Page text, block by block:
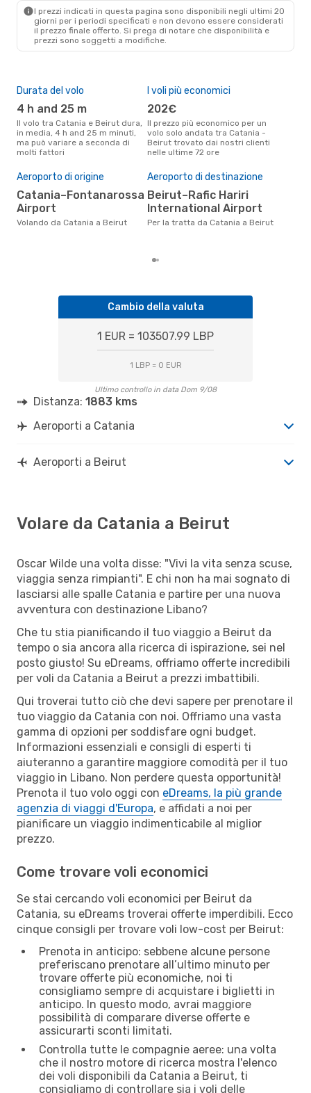
- CTA
Mer 9 Set- Mer 16 Set
BEY- CTA
I prezzi indicati in questa pagina sono disponibili negli ultimi 20
giorni per i periodi specificati e non devono essere considerati
il ​​prezzo finale offerto. Si prega di notare che disponibilità e
prezzi sono soggetti a modifiche.
Durata del volo
4 h and 25 m
Il volo tra Catania e Beirut dura,
in media, 4 h and 25 m minuti,
ma può variare a seconda di
molti fattori
I voli più economici
202€
Il prezzo più economico per un
volo solo andata tra Catania -
Beirut trovato dai nostri clienti
nelle ultime 72 ore
Aeroporto di origine
Catania–Fontanarossa
Airport
Volando da Catania a Beirut
Aeroporto di destinazione
Beirut–Rafic Hariri
International Airport
Per la tratta da Catania a Beirut
Cambio della valuta
1 EUR = 103507.99 LBP
1 LBP = 0 EUR
Ultimo controllo in data Dom 9/08
Distanza: 1883 kms
Aeroporti a Catania
Aeroporti a Beirut
Volare da Catania a Beirut
Oscar Wilde una volta disse: "Vivi la vita senza scuse,
viaggia senza rimpianti". E chi non ha mai sognato di
lasciarsi alle spalle Catania e partire per una nuova
avventura con destinazione Libano?
Che tu stia pianificando il tuo viaggio a Beirut da
tempo o sia ancora alla ricerca di ispirazione, sei nel
posto giusto! Su eDreams, offriamo offerte incredibili
per voli da Catania a Beirut a prezzi imbattibili.
Qui troverai tutto ciò che devi sapere per prenotare il
tuo viaggio da Catania con noi. Offriamo una vasta
gamma di opzioni per soddisfare ogni budget.
Informazioni essenziali e consigli di esperti ti
aiuteranno a garantire maggiore comodità per il tuo
viaggio in Libano. Non perdere questa opportunità!
Prenota il tuo volo oggi con eDreams, la più grande
agenzia di viaggi d'Europa, e affidati a noi per
pianificare un viaggio indimenticabile al miglior
prezzo.
Come trovare voli economici
Se stai cercando voli economici per Beirut da
Catania, su eDreams troverai offerte imperdibili. Ecco
cinque consigli per trovare voli low-cost per Beirut:
Prenota in anticipo: sebbene alcune persone
preferiscano prenotare all’ultimo minuto per
trovare offerte più economiche, noi ti
consigliamo sempre di acquistare i biglietti in
anticipo. In questo modo, avrai maggiore
possibilità di comparare diverse offerte e
assicurarti sconti limitati.
Controlla tutte le compagnie aeree: una volta
che il nostro motore di ricerca mostra l'elenco
dei voli disponibili da Catania a Beirut, ti
consigliamo di controllare sia i voli delle